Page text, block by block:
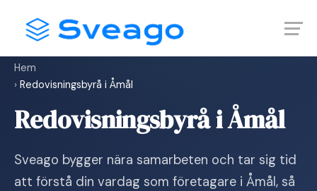
content
Hem
› Redovisningsbyrå i Åmål
Redovisningsbyrå i Åmål
Sveago bygger nära samarbeten och tar sig tid
att förstå din vardag som företagare i Åmål, så